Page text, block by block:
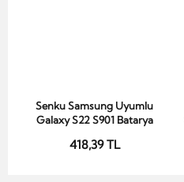
Sepete Ekle
Senku Samsung Uyumlu
Galaxy S22 S901 Batarya
418,39 TL